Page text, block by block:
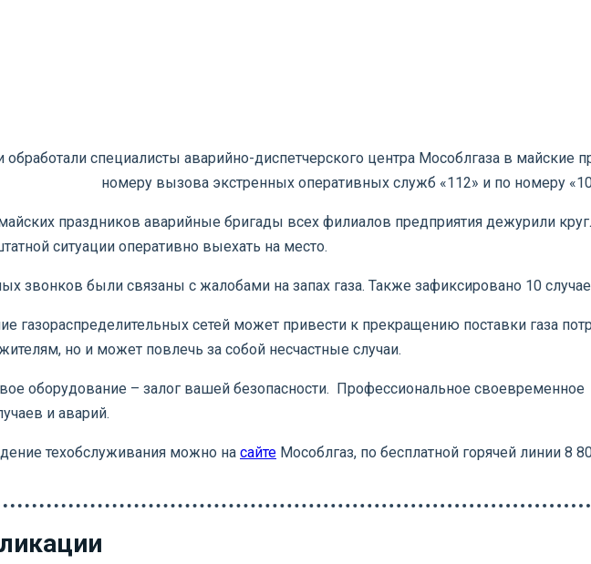
обработали специалисты аварийно-диспетчерского центра Мособлгаза в майские
номеру вызова экстренных оперативных служб «112» и по номеру
праздников аварийные бригады всех филиалов предприятия дежурили
ситуации оперативно выехать на место.
звонков были связаны с жалобами на запах газа. Также зафиксировано 10
сетей может привести к прекращению поставки газа
но и может повлечь за собой несчастные случаи.
оборудование – залог вашей безопасности. Профессиональное своевременное
и аварий.
техобслуживания можно на сайте Мособлгаз, по бесплатной горячей линии 8